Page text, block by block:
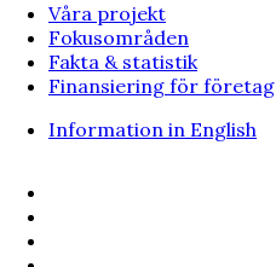
Våra projekt
Fokusområden
Fakta & statistik
Finansiering för företag
Information in English